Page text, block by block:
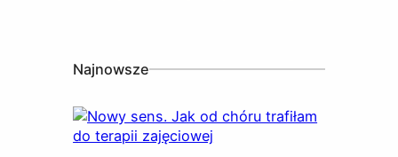
Najnowsze